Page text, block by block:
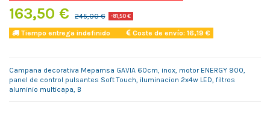
163,50 € 245,00 € -81,50 €
Tiempo entrega indefinido Coste de envío: 16,19 €
Campana decorativa Mepamsa GAVIA 60cm, inox, motor ENERGY 900,
panel de control pulsantes Soft Touch, iluminacion 2x4w LED, filtros
aluminio multicapa, B